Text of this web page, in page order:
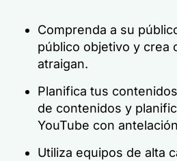
Comprenda a su
público objetivo y crea
atraigan.
Planifica tus
de contenidos y
YouTube con
Utiliza equipos de alta